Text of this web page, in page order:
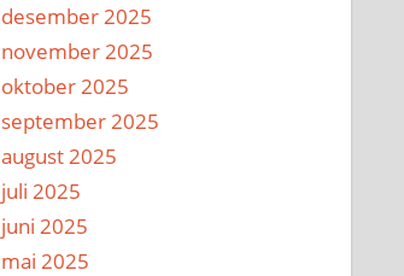
desember 2025
november 2025
oktober 2025
september 2025
august 2025
juli 2025
juni 2025
mai 2025